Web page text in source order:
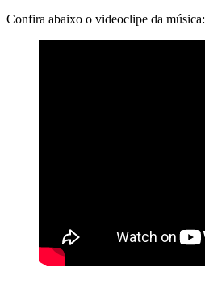
Confira abaixo o videoclipe da música: